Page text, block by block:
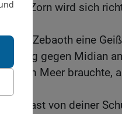
mein Zorn wird sich
Zebaoth eine
gegen Midian
er am Meer brauchte,
Last von deiner